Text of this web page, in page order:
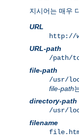
지시어는 매우
URL
http://
URL-path
/path/
file-path
/usr/
file-path
directory-path
/usr/
filename